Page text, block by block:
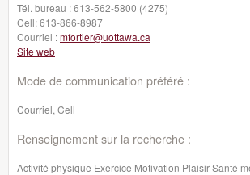
Tél. bureau :613-562-5800 (4275)
Cell:613-866-8987
Courriel :mfortier@uottawa.ca
Site web
Mode de communication préféré :
Courriel, Cell
Renseignement sur la recherche :
Activité physique Exercice Motivation Plaisir Santé